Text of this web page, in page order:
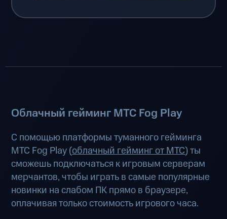
Облачный гейминг МТС Fog Play
С помощью платформы туманного гейминга
МТС Fog Play (облачный гейминг от МТС) ты
сможешь подключаться к игровым серверам
мерчантов, чтобы играть в самые популярные
новинки на слабом ПК прямо в браузере,
оплачивая только стоимость игрового часа.